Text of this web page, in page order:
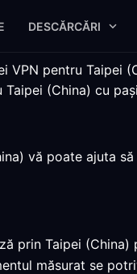
DESCĂRCĂRI
VPN pentru Taipei
Taipei (China) cu
vă poate ajuta
prin Taipei
măsurat se